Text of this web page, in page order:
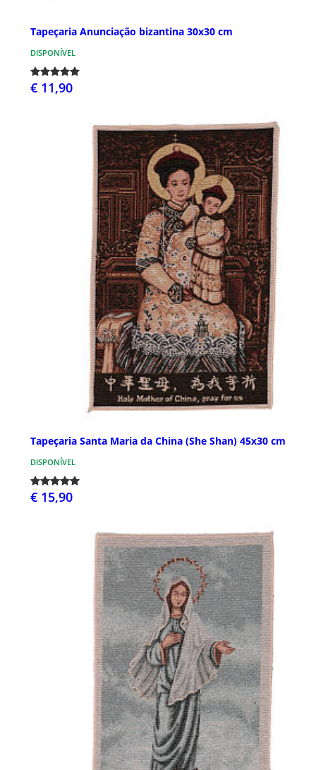
Tapeçaria Anunciação bizantina 30x30 cm
DISPONÍVEL
€ 11,90
Tapeçaria Santa Maria da China (She Shan) 45x30 cm
DISPONÍVEL
€ 15,90